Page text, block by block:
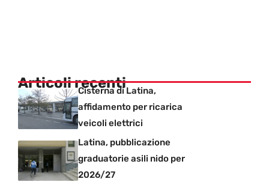
Articoli recenti
Cisterna di Latina,
affidamento per ricarica
veicoli elettrici
Latina, pubblicazione
graduatorie asili nido per
2026/27